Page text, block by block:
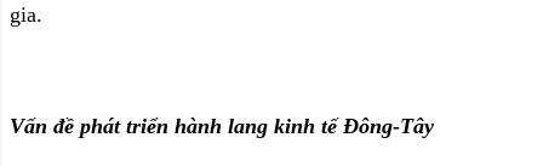
gia.
Vấn đề phát triển hành lang kinh tế Đông-Tây